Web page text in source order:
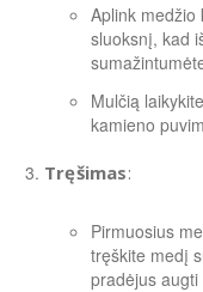
Aplink medžio
sluoksnį, kad
Mulčią
kamieno
Tręšimas:
Pirmuosius
tręškite medį
pradėjus